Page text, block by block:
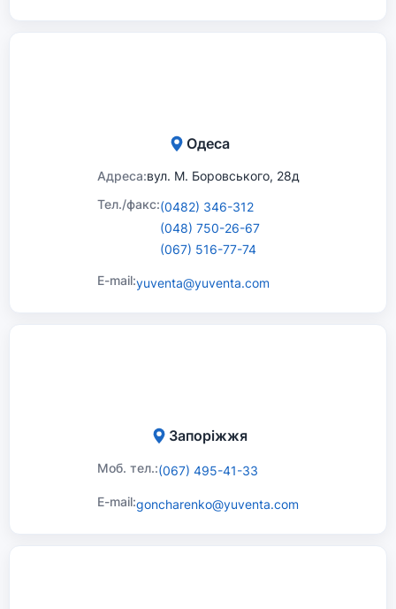
Одеса
Адреса:вул. М. Боровського, 28д
Тел./факс:(0482) 346-312
(048) 750-26-67
(067) 516-77-74
E-mail:yuventa@yuventa.com
Запоріжжя
Моб. тел.:(067) 495-41-33
E-mail:goncharenko@yuventa.com